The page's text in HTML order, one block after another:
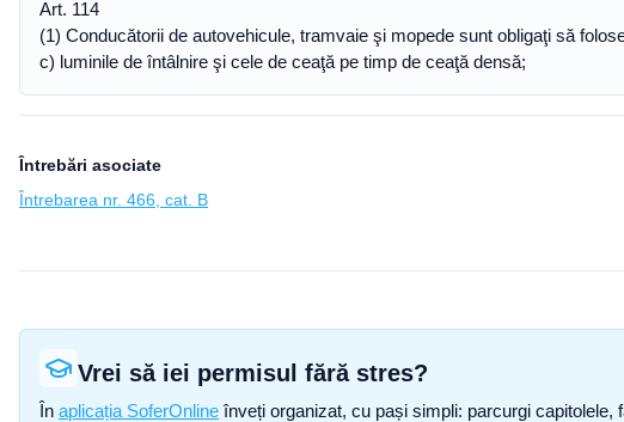
Art. 114
(1) Conducătorii de autovehicule, tramvaie şi mopede sunt obligaţi să
c) luminile de întâlnire şi cele de ceaţă pe timp de ceaţă densă;
Întrebări asociate
Întrebarea nr. 466, cat. B
Vrei să iei permisul fără stres?
În aplicația SoferOnline înveți organizat, cu pași simpli: parcurgi